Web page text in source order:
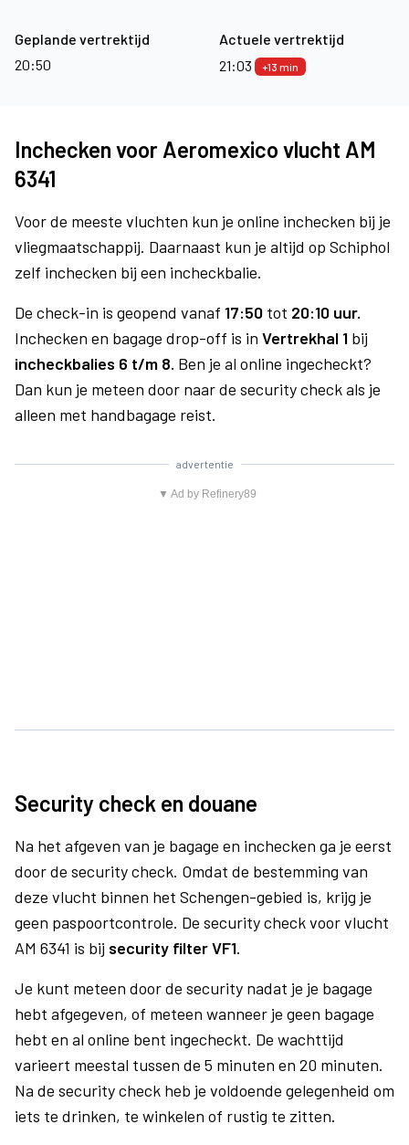
Geplande vertrektijd
20:50
Actuele vertrektijd
21:03
+13 min
Inchecken voor Aeromexico vlucht AM
6341
Voor de meeste vluchten kun je online inchecken bij je
vliegmaatschappij. Daarnaast kun je altijd op Schiphol
zelf inchecken bij een incheckbalie.
De check-in is geopend vanaf 17:50 tot 20:10 uur.
Inchecken en bagage drop-off is in Vertrekhal 1 bij
incheckbalies 6 t/m 8. Ben je al online ingecheckt?
Dan kun je meteen door naar de security check als je
alleen met handbagage reist.
advertentie
▼ Ad by Refinery89
Security check en douane
Na het afgeven van je bagage en inchecken ga je eerst
door de security check. Omdat de bestemming van
deze vlucht binnen het Schengen-gebied is, krijg je
geen paspoortcontrole. De security check voor vlucht
AM 6341 is bij security filter VF1.
Je kunt meteen door de security nadat je je bagage
hebt afgegeven, of meteen wanneer je geen bagage
hebt en al online bent ingecheckt. De wachttijd
varieert meestal tussen de 5 minuten en 20 minuten.
Na de security check heb je voldoende gelegenheid om
iets te drinken, te winkelen of rustig te zitten.